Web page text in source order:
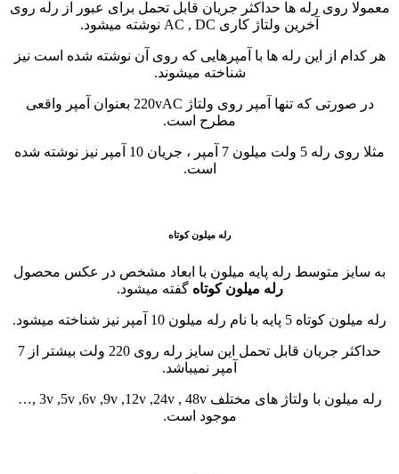
معمولا روی رله ها حداکثر جریان قابل تحمل برای عبور از رله روی
آخرین ولتاژ کاری AC , DC نوشته میشود.
هر کدام از این رله ها با آمپرهایی که روی آن نوشته شده است نیز
شناخته میشوند.
در صورتی که تنها آمپر روی ولتاژ 220vAC بعنوان آمپر واقعی
مطرح است.
مثلا روی رله 5 ولت میلون 7 آمپر ، جریان 10 آمپر نیز نوشته شده
است.
رله میلون کوتاه
به سایز متوسط رله پایه میلون با ابعاد مشخص در عکس محصول
رله میلون کوتاه گفته میشود.
رله میلون کوتاه 5 پایه با نام رله میلون 10 آمپر نیز شناخته میشود.
حداکثر جریان قابل تحمل این سایز رله روی 220 ولت بیشتر از 7
آمپر نمیباشد.
رله میلون با ولتاژ های مختلف 3v ,5v ,6v ,9v ,12v ,24v , 48v ,…
موجود است.